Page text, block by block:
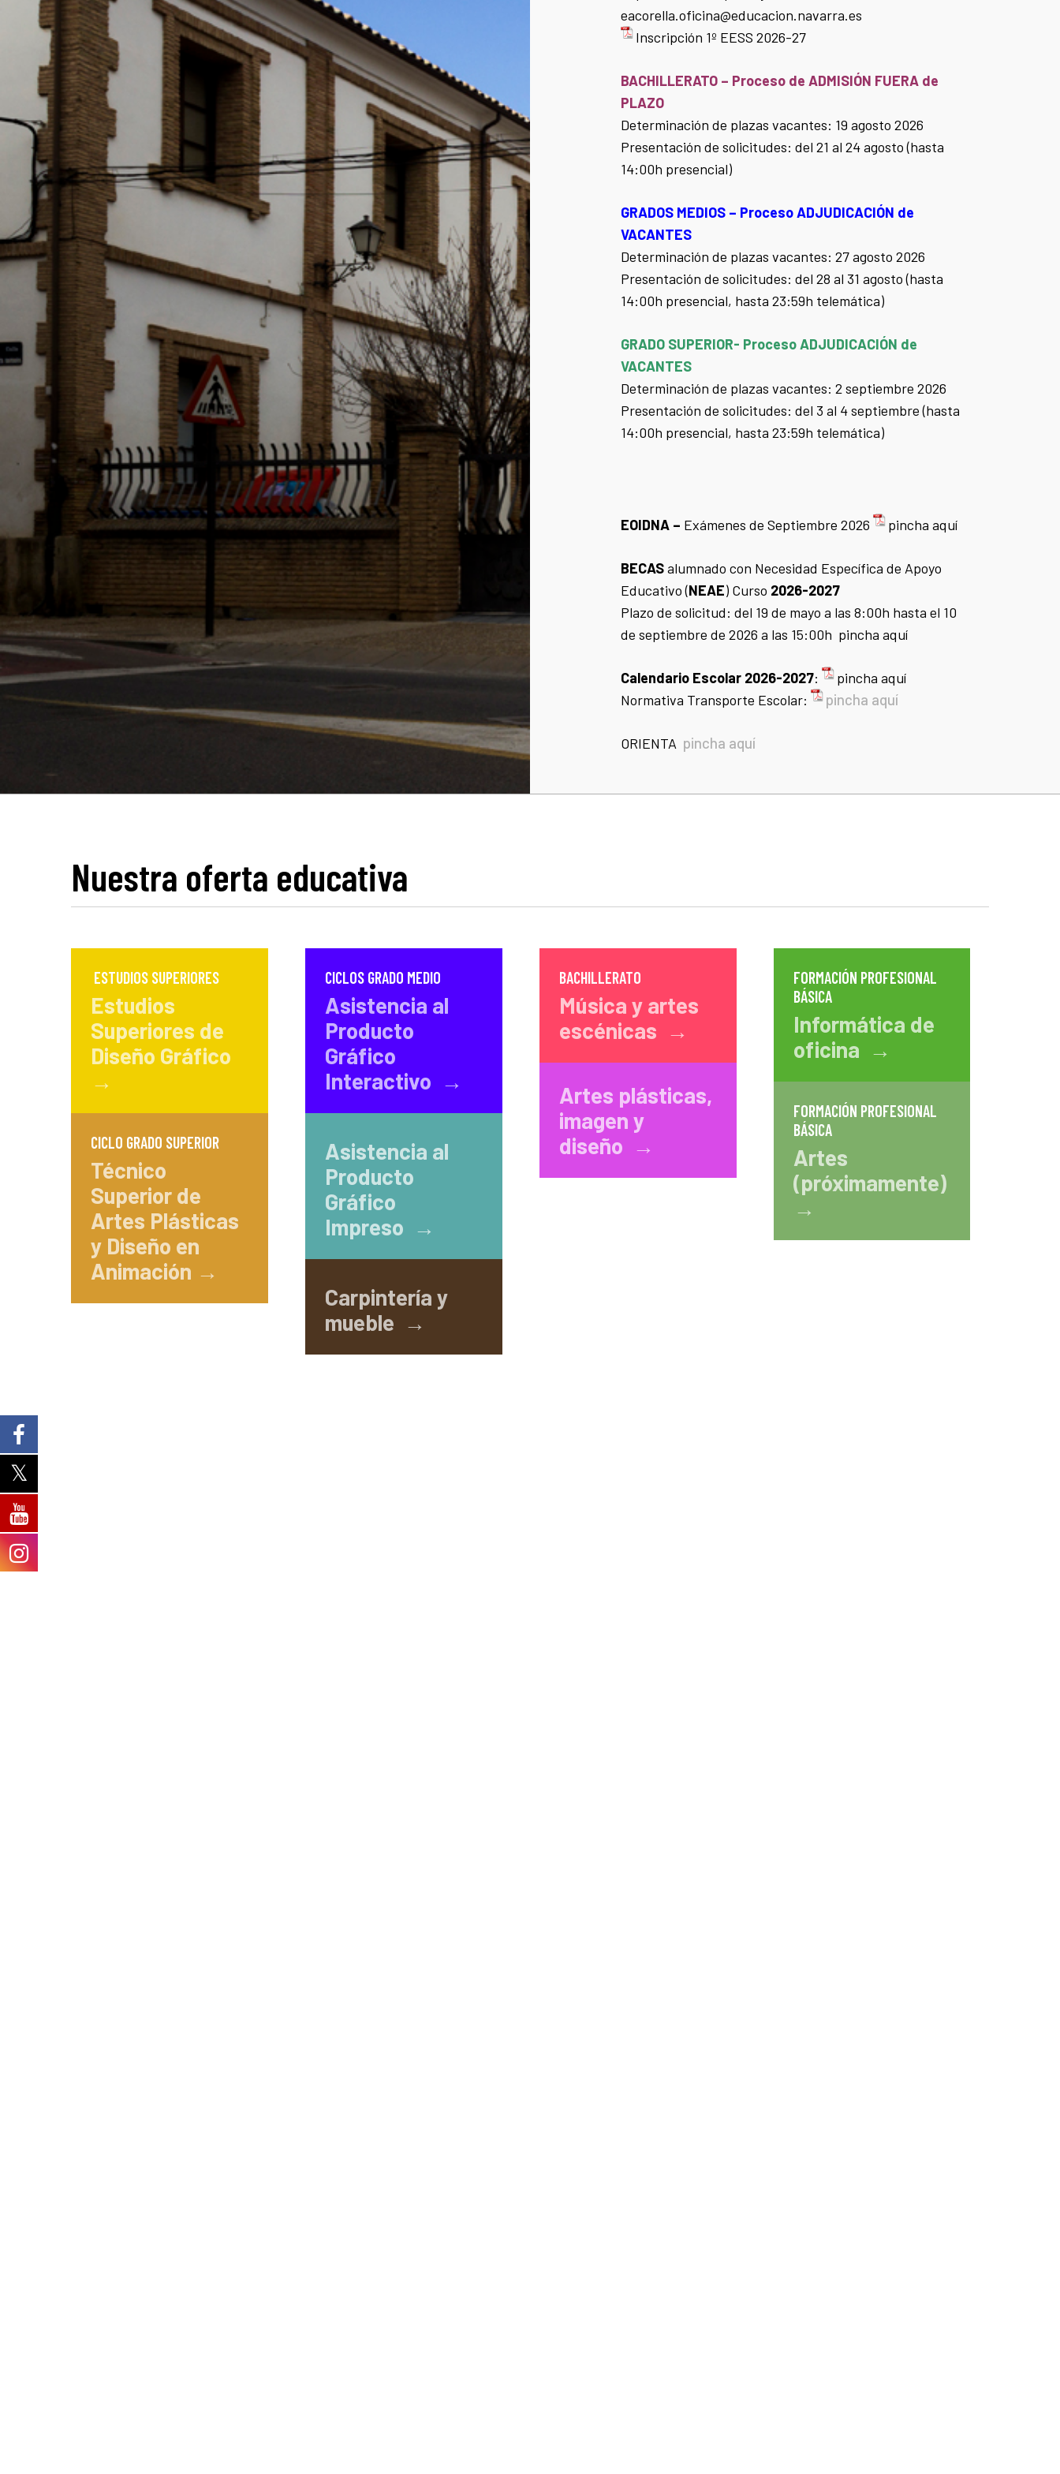
eacorella.oficina@educacion.navarra.es
Inscripción 1º EESS 2026-27
BACHILLERATO – Proceso de ADMISIÓN FUERA de
PLAZO
Determinación de plazas vacantes: 19 agosto 2026
Presentación de solicitudes: del 21 al 24 agosto (hasta
14:00h presencial)
GRADOS MEDIOS – Proceso ADJUDICACIÓN de
VACANTES
Determinación de plazas vacantes: 27 agosto 2026
Presentación de solicitudes: del 28 al 31 agosto (hasta
14:00h presencial, hasta 23:59h telemática)
GRADO SUPERIOR- Proceso ADJUDICACIÓN de
VACANTES
Determinación de plazas vacantes: 2 septiembre 2026
Presentación de solicitudes: del 3 al 4 septiembre (hasta
14:00h presencial, hasta 23:59h telemática)
EOIDNA – Exámenes de Septiembre 2026 pincha aquí
BECASalumnado con Necesidad Específica de Apoyo
Educativo (NEAE) Curso 2026-2027
Plazo de solicitud: del 19 de mayo a las 8:00h hasta el 10
de septiembre de 2026 a las 15:00h pincha aquí
Calendario Escolar 2026-2027:
pincha aquí
Normativa Transporte Escolar:
pincha aquí
ORIENTA pincha aquí
Nuestra oferta educativa
ESTUDIOS SUPERIORES
Estudios
Superiores de
Diseño Gráfico
→
CICLO GRADO SUPERIOR
Técnico
Superior de
Artes Plásticas
y Diseño en
Animación →
CICLOS GRADO MEDIO
Asistencia al
Producto
Gráfico
Interactivo →
Asistencia al
Producto
Gráfico
Impreso →
Carpintería y
mueble →
BACHILLERATO
Música y artes
escénicas →
Artes plásticas,
imagen y
diseño →
FORMACIÓN PROFESIONAL
BÁSICA
Informática de
oficina →
FORMACIÓN PROFESIONAL
BÁSICA
Artes
(próximamente)
→